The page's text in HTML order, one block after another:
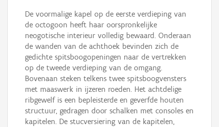
De voormalige kapel op de eerste verdieping van
de octogoon heeft haar oorspronkelijke
neogotische interieur volledig bewaard. Onderaan
de wanden van de achthoek bevinden zich de
gedichte spitsboogopeningen naar de vertrekken
op de tweede verdieping van de omgang.
Bovenaan steken telkens twee spitsboogvensters
met maaswerk in ijzeren roeden. Het achtdelige
ribgewelf is een bepleisterde en geverfde houten
structuur, gedragen door schalken met consoles en
kapitelen. De stucversiering van de kapitelen,